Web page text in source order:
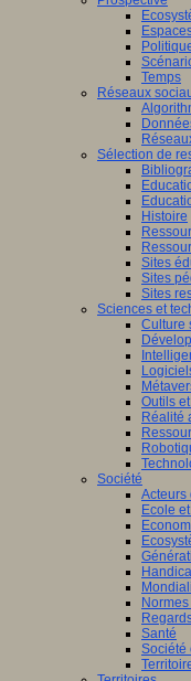
Temps
Réseaux
Sélection de
Histoire
Sites
Sites
Sites
Sciences et
Culture
Outils
Réalité
Société
Acteurs
Ecole
Santé
Société